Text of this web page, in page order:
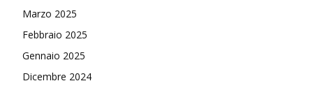
Marzo 2025
Febbraio 2025
Gennaio 2025
Dicembre 2024